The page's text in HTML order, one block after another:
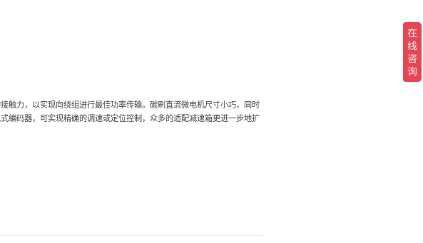
触力，以实现向绕组进行最佳功率传输。 碳刷直流微电机尺寸小巧，同时
编码器，可实现精确的调速或定位控制，众多的适配减速箱更进一步地扩